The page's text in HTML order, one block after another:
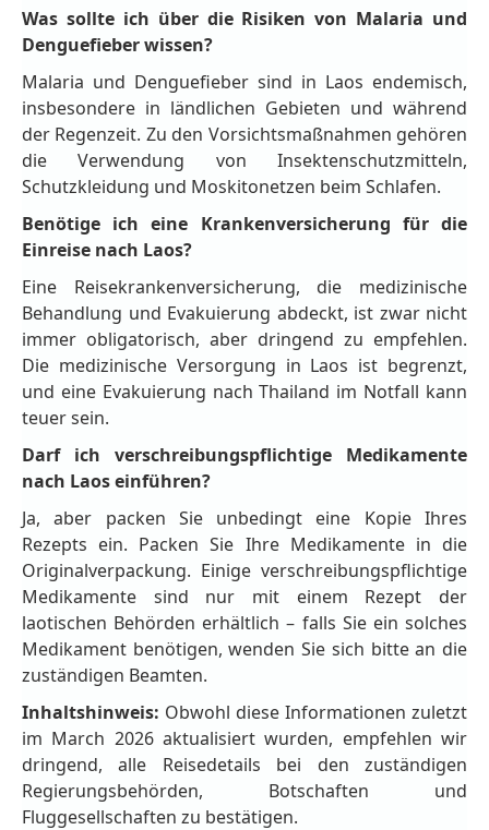
Was sollte ich über die Risiken von Malaria und
Denguefieber wissen?
Malaria und Denguefieber sind in Laos endemisch,
insbesondere in ländlichen Gebieten und während
der Regenzeit. Zu den Vorsichtsmaßnahmen gehören
die Verwendung von Insektenschutzmitteln,
Schutzkleidung und Moskitonetzen beim Schlafen.
Benötige ich eine Krankenversicherung für die
Einreise nach Laos?
Eine Reisekrankenversicherung, die medizinische
Behandlung und Evakuierung abdeckt, ist zwar nicht
immer obligatorisch, aber dringend zu empfehlen.
Die medizinische Versorgung in Laos ist begrenzt,
und eine Evakuierung nach Thailand im Notfall kann
teuer sein.
Darf ich verschreibungspflichtige Medikamente
nach Laos einführen?
Ja, aber packen Sie unbedingt eine Kopie Ihres
Rezepts ein. Packen Sie Ihre Medikamente in die
Originalverpackung. Einige verschreibungspflichtige
Medikamente sind nur mit einem Rezept der
laotischen Behörden erhältlich – falls Sie ein solches
Medikament benötigen, wenden Sie sich bitte an die
zuständigen Beamten.
Inhaltshinweis: Obwohl diese Informationen zuletzt
im March 2026 aktualisiert wurden, empfehlen wir
dringend, alle Reisedetails bei den zuständigen
Regierungsbehörden, Botschaften und
Fluggesellschaften zu bestätigen.